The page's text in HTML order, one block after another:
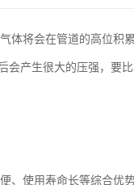
体将会在管道的高位积
会产生很大的压强，要
、使用寿命长等综合优